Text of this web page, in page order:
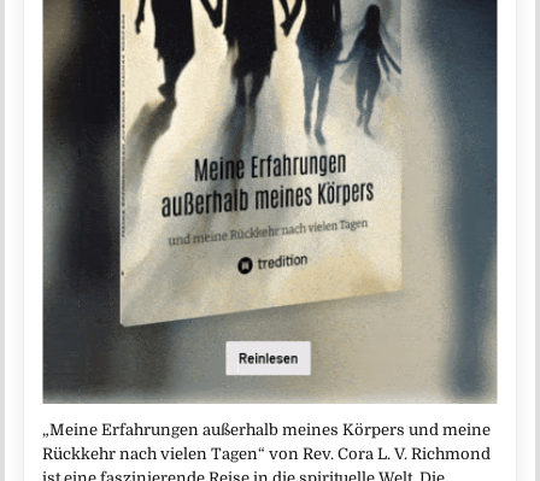
„Meine Erfahrungen außerhalb meines Körpers und meine
Rückkehr nach vielen Tagen“ von Rev. Cora L. V. Richmond